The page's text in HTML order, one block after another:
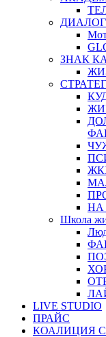
ЗНАК
НА
Школа
LIVE STUDIO
ПРАЙС
КОАЛИЦИЯ